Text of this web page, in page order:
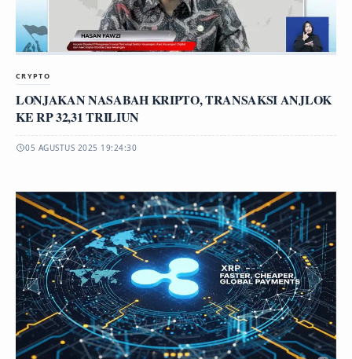
CRYPTO
LONJAKAN NASABAH KRIPTO, TRANSAKSI ANJLOK
KE RP 32,31 TRILIUN
05 AGUSTUS 2025 19:24:30